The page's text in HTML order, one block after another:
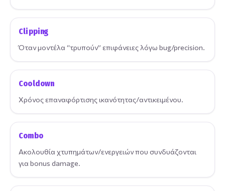
Clipping
Όταν μοντέλα “τρυπούν” επιφάνειες λόγω bug/precision.
Cooldown
Χρόνος επαναφόρτισης ικανότητας/αντικειμένου.
Combo
Ακολουθία χτυπημάτων/ενεργειών που συνδυάζονται
για bonus damage.